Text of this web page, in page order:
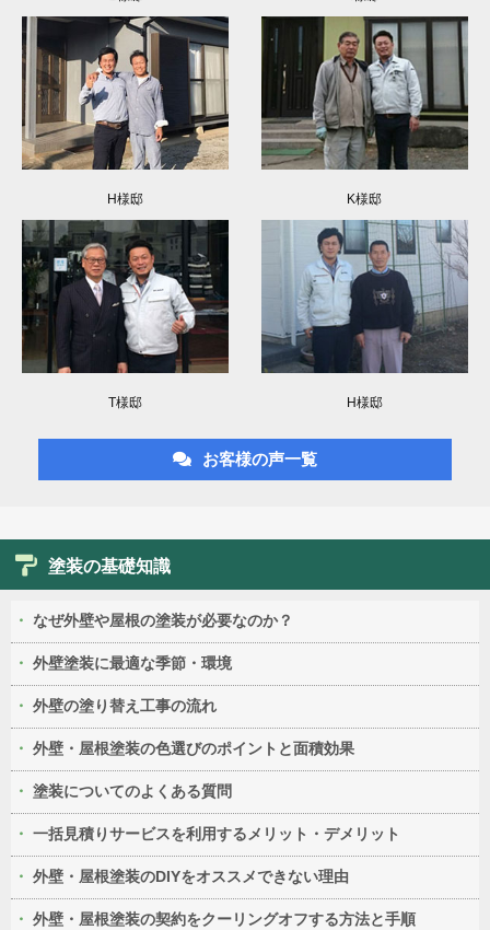
H様邸 K様邸
T様邸 H様邸
お客様の声一覧
塗装の基礎知識
なぜ外壁や屋根の塗装が必要なのか？
外壁塗装に最適な季節・環境
外壁の塗り替え工事の流れ
外壁・屋根塗装の色選びのポイントと面積効果
塗装についてのよくある質問
一括見積りサービスを利用するメリット・デメリット
外壁・屋根塗装のDIYをオススメできない理由
外壁・屋根塗装の契約をクーリングオフする方法と手順